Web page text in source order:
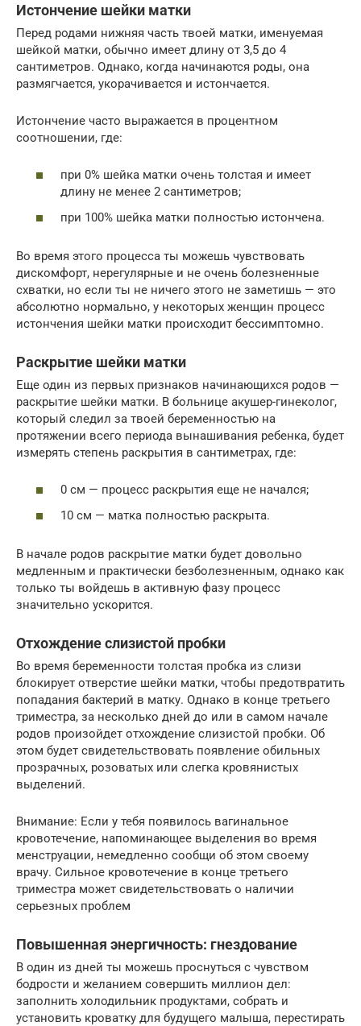
Истончение шейки матки
Перед родами нижняя часть твоей матки, именуемая
шейкой матки, обычно имеет длину от 3,5 до 4
сантиметров. Однако, когда начинаются роды, она
размягчается, укорачивается и истончается.
Истончение часто выражается в процентном
соотношении, где:
при 0% шейка матки очень толстая и имеет
длину не менее 2 сантиметров;
при 100% шейка матки полностью истончена.
Во время этого процесса ты можешь чувствовать
дискомфорт, нерегулярные и не очень болезненные
схватки, но если ты не ничего этого не заметишь — это
абсолютно нормально, у некоторых женщин процесс
истончения шейки матки происходит бессимптомно.
Раскрытие шейки матки
Еще один из первых признаков начинающихся родов —
раскрытие шейки матки. В больнице акушер-гинеколог,
который следил за твоей беременностью на
протяжении всего периода вынашивания ребенка, будет
измерять степень раскрытия в сантиметрах, где:
0 см — процесс раскрытия еще не начался;
10 см — матка полностью раскрыта.
В начале родов раскрытие матки будет довольно
медленным и практически безболезненным, однако как
только ты войдешь в активную фазу процесс
значительно ускорится.
Отхождение слизистой пробки
Во время беременности толстая пробка из слизи
блокирует отверстие шейки матки, чтобы предотвратить
попадания бактерий в матку. Однако в конце третьего
триместра, за несколько дней до или в самом начале
родов произойдет отхождение слизистой пробки. Об
этом будет свидетельствовать появление обильных
прозрачных, розоватых или слегка кровянистых
выделений.
Внимание: Если у тебя появилось вагинальное
кровотечение, напоминающее выделения во время
менструации, немедленно сообщи об этом своему
врачу. Сильное кровотечение в конце третьего
триместра может свидетельствовать о наличии
серьезных проблем
Повышенная энергичность: гнездование
В один из дней ты можешь проснуться с чувством
бодрости и желанием совершить миллион дел:
заполнить холодильник продуктами, собрать и
установить кроватку для будущего малыша, перестирать